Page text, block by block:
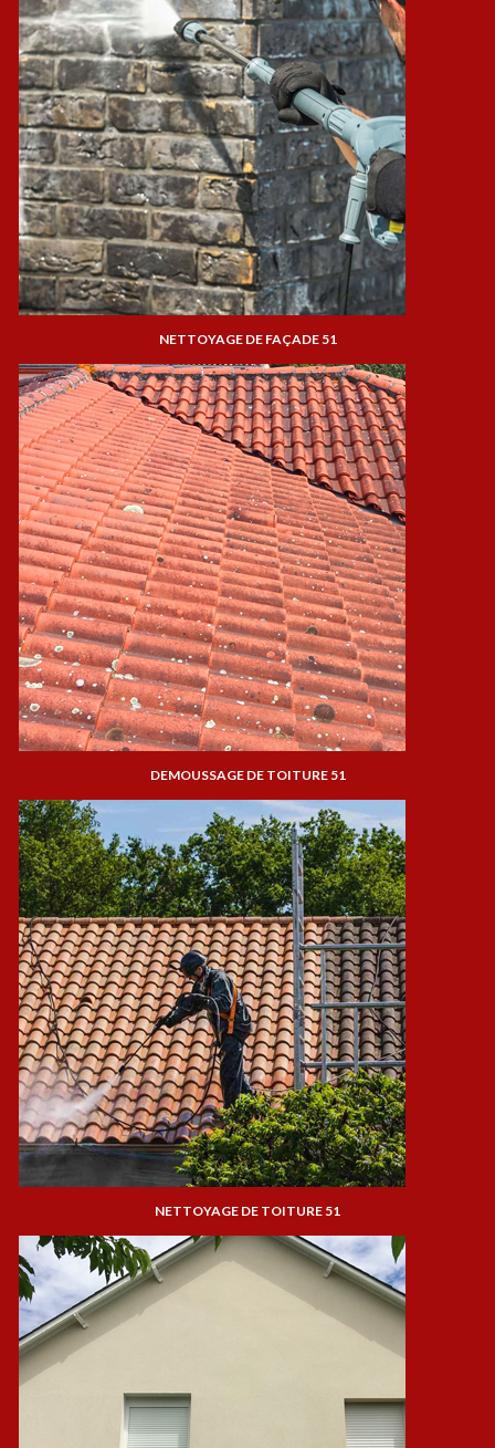
NETTOYAGE DE FAÇADE 51
DEMOUSSAGE DE TOITURE 51
NETTOYAGE DE TOITURE 51